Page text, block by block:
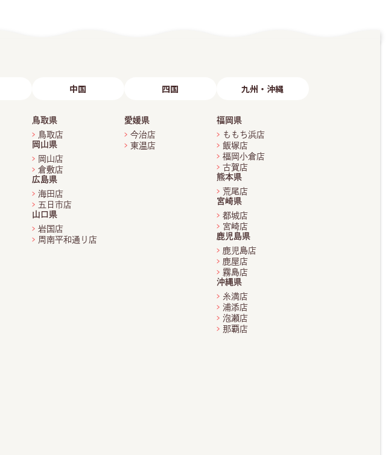
中国
鳥取県
鳥取店
岡山県
岡山店
倉敷店
広島県
海田店
五日市店
山口県
岩国店
周南平和通り店
四国
愛媛県
今治店
東温店
九州・沖縄
福岡県
ももち浜店
飯塚店
福岡小倉店
古賀店
熊本県
荒尾店
宮崎県
都城店
宮崎店
鹿児島県
鹿児島店
鹿屋店
霧島店
沖縄県
糸満店
浦添店
泡瀬店
那覇店